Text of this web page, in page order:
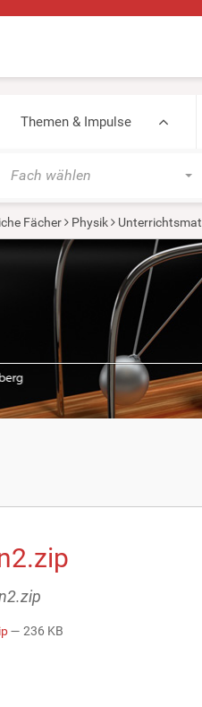
Themen & Impulse
Fach wählen
Fächer Physik
— 236 KB